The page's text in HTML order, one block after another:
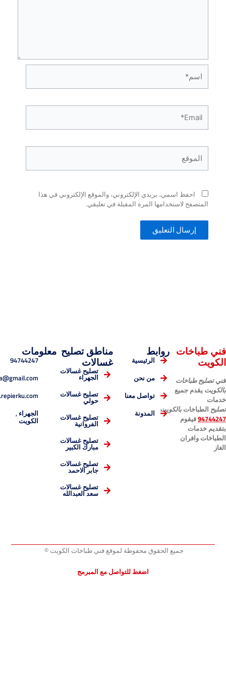
اسمي، بريدي الإلكتروني، والموقع الإلكتروني في هذا
لاستخدامها المرة المقبلة في تعليقي.
جميع
بالكويت
روابط
الرئيسية
من نحن
تواصل معنا
المدونة
مناطق تصليح
غسالات
تصليح غسالات
تصليح غسالات
تصليح غسالات
الفروانية
تصليح غسالات
مبارك الكبير
تصليح غسالات
جابر الاحمد
تصليح غسالات
سعد العبدالله
معلومات
94744247
esmaelnema@gmail.com
www.repierku.com
الجهراء ,
الكويت
جميع الحقوق محفوظة لموقع فني طباخات الكويت ©
اضغط للتواصل مع المبرمج